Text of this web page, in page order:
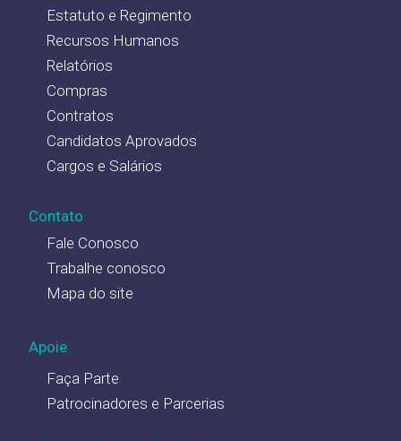
Estatuto e Regimento
Recursos Humanos
Relatórios
Compras
Contratos
Candidatos Aprovados
Cargos e Salários
Contato
Fale Conosco
Trabalhe conosco
Mapa do site
Apoie
Faça Parte
Patrocinadores e Parcerias